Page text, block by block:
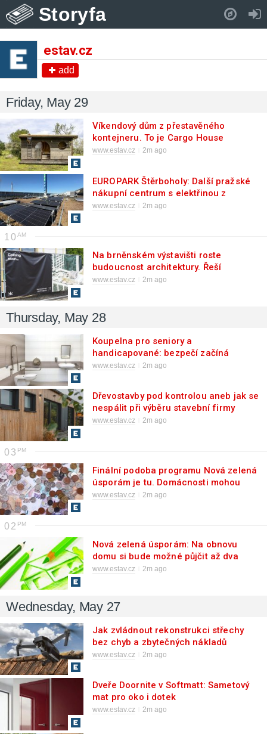
Storyfa
estav.cz
add
Friday, May 29
Víkendový dům z přestavěného
kontejneru. To je Cargo House
www.estav.cz 2m ago
EUROPARK Štěrboholy: Další pražské
nákupní centrum s elektřinou z
vlastního zdroje
www.estav.cz 2m ago
10
Na brněnském výstavišti roste
budoucnost architektury. Řeší
problémy velkých měst
www.estav.cz 2m ago
Thursday, May 28
Koupelna pro seniory a
handicapované: bezpečí začíná
správným vybavením
www.estav.cz 2m ago
Dřevostavby pod kontrolou aneb jak se
nespálit při výběru stavební firmy
www.estav.cz 2m ago
03
Finální podoba programu Nová zelená
úsporám je tu. Domácnosti mohou
začít s přípravou žádostí
www.estav.cz 2m ago
02
Nová zelená úsporám: Na obnovu
domu si bude možné půjčit až dva
miliony Kč, na byt 750.000 Kč
www.estav.cz 2m ago
Wednesday, May 27
Jak zvládnout rekonstrukci střechy
bez chyb a zbytečných nákladů
www.estav.cz 2m ago
Dveře Doornite v Softmatt: Sametový
mat pro oko i dotek
www.estav.cz 2m ago
Pull down to refresh..